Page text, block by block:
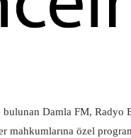
Damla FM, Radyo
mahkumlarına özel